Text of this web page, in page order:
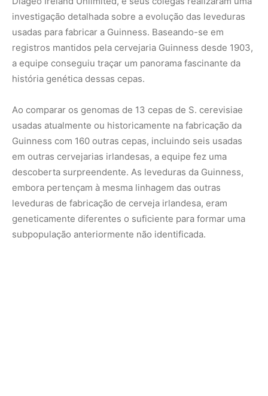
leveduras de fabricação de cerveja irlandesa, eram
geneticamente diferentes o suficiente para formar uma
subpopulação anteriormente não identificada.